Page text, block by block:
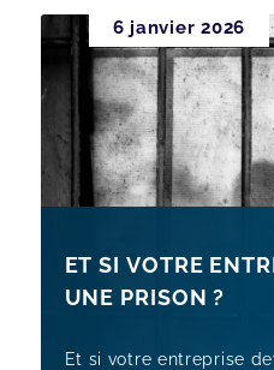
ET SI VOTRE
UNE PRISON ?
Et si votre entreprise
6 janvier 2026